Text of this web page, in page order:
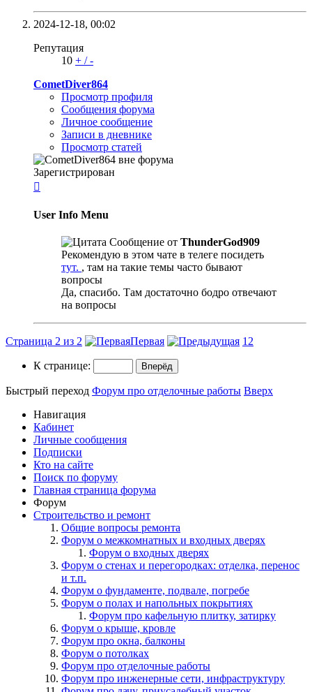
2024-12-18, 00:02
Репутация
10 + /-
CometDiver864
Просмотр профиля
Сообщения форума
Личное сообщение
Записи в дневнике
Просмотр статей
Зарегистрирован

User Info Menu
Сообщение от ThunderGod909
Рекомендую в этом чате в телеге посидеть
тут. , там на такие темы часто бывают
вопросы
Да, спасибо. Там достаточно бодро отвечают
на вопросы
Страница 2 из 2 Первая 1 2
К странице:
Быстрый переход Форум про отделочные работы Вверх
Навигация
Кабинет
Личные сообщения
Подписки
Кто на сайте
Поиск по форуму
Главная страница форума
Форум
Строительство и ремонт
Общие вопросы ремонта
Форум о межкомнатных и входных дверях
Форум о входных дверях
Форум о стенах и перегородках: отделка, перенос
и т.п.
Форум о фундаменте, подвале, погребе
Форум о полах и напольных покрытиях
Форум про кафельную плитку, затирку
Форум о крыше, кровле
Форум про окна, балконы
Форум о потолках
Форум про отделочные работы
Форум про инженерные сети, инфраструктуру